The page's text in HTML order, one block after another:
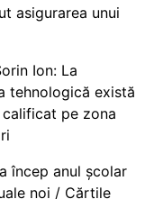
asigurarea unui
Ion: La
tehnologică există
pe zona
încep anul școlar
noi / Cărțile